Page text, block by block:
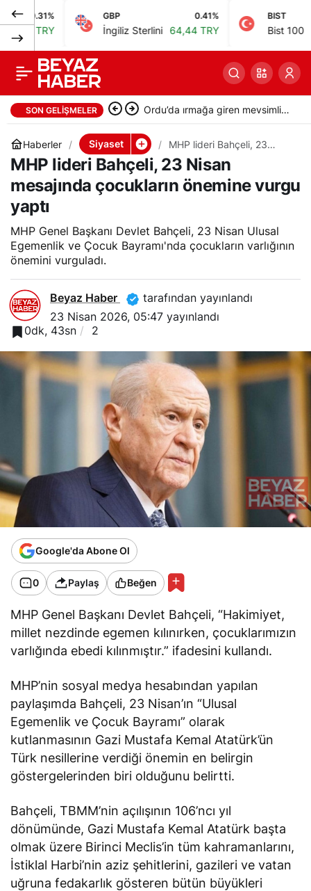
GBP
İngiliz Sterlini 64,44 TRY
BIST
Bist 100
SON GELIŞMELER Ordu’da ırmağa giren mevsimlik
işçi iki kardeşten Ersin öldü
Haberler Siyaset
MHP lideri Bahçeli, 23
Nisan mesajında çocukların
önemine vurgu yaptı
MHP lideri Bahçeli, 23 Nisan
mesajında çocukların önemine vurgu
yaptı
MHP Genel Başkanı Devlet Bahçeli, 23 Nisan Ulusal
Egemenlik ve Çocuk Bayramı'nda çocukların varlığının
önemini vurguladı.
Beyaz Haber
tarafından yayınlandı
23 Nisan 2026, 05:47 yayınlandı
0dk, 43sn
2
Google'da Abone Ol
0 Paylaş Beğen
MHP Genel Başkanı Devlet Bahçeli, “Hakimiyet,
millet nezdinde egemen kılınırken, çocuklarımızın
varlığında ebedi kılınmıştır.” ifadesini kullandı.
MHP’nin sosyal medya hesabından yapılan
paylaşımda Bahçeli, 23 Nisan’ın “Ulusal
Egemenlik ve Çocuk Bayramı” olarak
kutlanmasının Gazi Mustafa Kemal Atatürk’ün
Türk nesillerine verdiği önemin en belirgin
göstergelerinden biri olduğunu belirtti.
Bahçeli, TBMM’nin açılışının 106’ncı yıl
dönümünde, Gazi Mustafa Kemal Atatürk başta
olmak üzere Birinci Meclis’in tüm kahramanlarını,
İstiklal Harbi’nin aziz şehitlerini, gazileri ve vatan
uğruna fedakarlık gösteren bütün büyükleri
AKP’li vekil Şirin
Ünal’ın evinde kadın
ölü bulundu, intihar
Paylaş